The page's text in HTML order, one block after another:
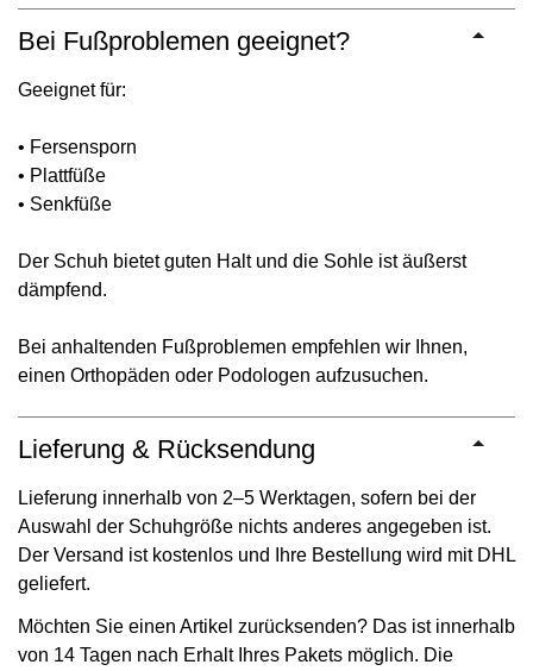
Bei Fußproblemen geeignet?
Geeignet für:
• Fersensporn
• Plattfüße
• Senkfüße
Der Schuh bietet guten Halt und die Sohle ist äußerst
dämpfend.
Bei anhaltenden Fußproblemen empfehlen wir Ihnen,
einen Orthopäden oder Podologen aufzusuchen.
Lieferung & Rücksendung
Lieferung innerhalb von 2–5 Werktagen, sofern bei der
Auswahl der Schuhgröße nichts anderes angegeben ist.
Der Versand ist kostenlos und Ihre Bestellung wird mit DHL
geliefert.
Möchten Sie einen Artikel zurücksenden? Das ist innerhalb
von 14 Tagen nach Erhalt Ihres Pakets möglich. Die